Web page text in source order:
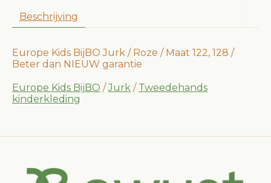
Beschrijving
Europe Kids BijBO Jurk / Roze / Maat 122, 128 /
Beter dan NIEUW garantie
Europe Kids BijBO /Jurk / Tweedehands
kinderkleding